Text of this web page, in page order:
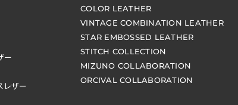
ー
レザー
COLOR LEATHER
VINTAGE COMBINATION LEATHER
STAR EMBOSSED LEATHER
STITCH COLLECTION
MIZUNO COLLABORATION
ORCIVAL COLLABORATION